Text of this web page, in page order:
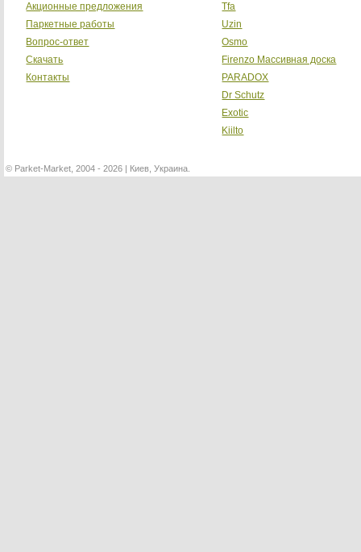
Акционные предложения
Паркетные работы
Вопрос-ответ
Скачать
Контакты
Tfa
Uzin
Osmo
Firenzo Массивная доска
PARADOX
Dr Schutz
Exotic
Kiilto
© Parket-Market, 2004 - 2026 | Киев, Украина.